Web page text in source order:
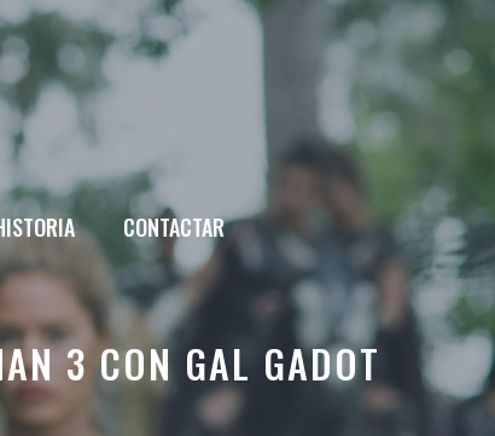
CONTACTAR
3 CON GAL GADOT